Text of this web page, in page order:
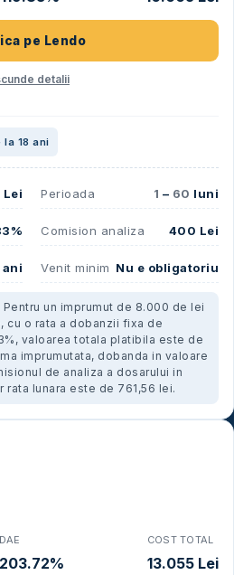
pe Lendo
detalii
la 18 ani
Lei Perioada 1 – 60 luni
Comision analiza 400 Lei
ani Venit minim Nu e obligatoriu
Pentru un imprumut de 8.000 de lei
cu o rata a dobanzii fixa de
valoarea totala platibila este de
imprumutata, dobanda in valoare
de analiza a dosarului in
lunara este de 761,56 lei.
DAE
203.72%
COST TOTAL
13.055 Lei